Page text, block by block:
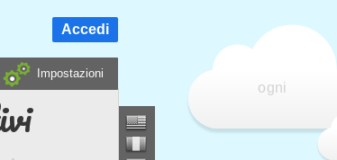
ogni
Accedi
Impostazioni